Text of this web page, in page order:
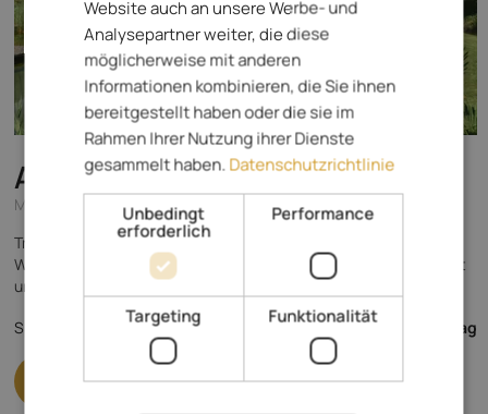
Alpwellhotel Burggräfler****
Meran und Umgebung - Tisens
Traumurlaub in absoluter ruhiger Lage oberhalb von Meran,
Wellness-Oase mit Bio-Schwimmteich, Genuss-Frühstücksbuffet
und À-la-carte-Essen(keine Halbpension).
Spezialisiert auf
ab142,- € pro Tag
Website auch an unsere Werbe- und
Analysepartner weiter, die diese
möglicherweise mit anderen
Informationen kombinieren, die Sie ihnen
bereitgestellt haben oder die sie im
Rahmen Ihrer Nutzung ihrer Dienste
gesammelt haben.Datenschutzrichtlinie
Unbedingt
erforderlich
Performance
Targeting Funktionalität